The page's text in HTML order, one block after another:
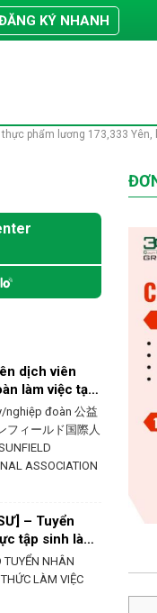
KÝ NHANH
phẩm lương 173,333
dịch viên
làm việc tại
Bản
nghiệp đoàn 公益
フィールド国際人
ASSOCIATION
– Tuyển
tập sinh làm
TUYỂN NHÂN
LÀM VIỆC